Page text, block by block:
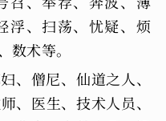
浮、扫荡、忧疑、烦
数术等。
、僧尼、仙道之人、
、医生、技术人员、